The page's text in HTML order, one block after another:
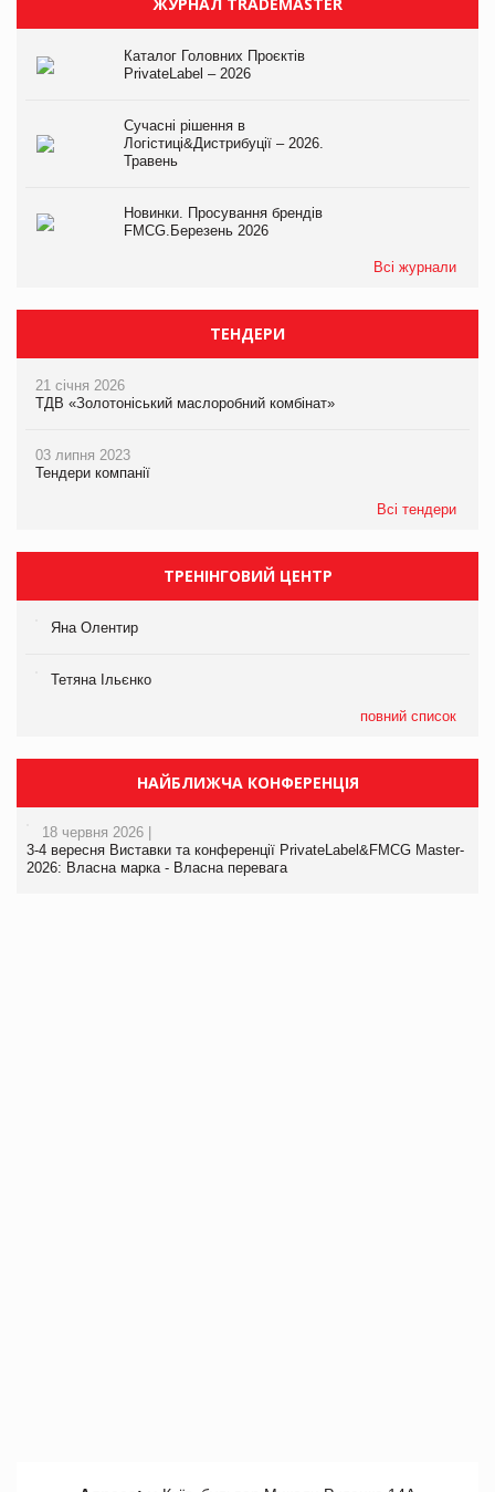
Каталог Головних Проєктів
PrivateLabel – 2026
Сучасні рішення в
Логістиці&Дистрибуції – 2026.
Травень
Новинки. Просування брендів
FMCG.Березень 2026
Всі журнали
ТЕНДЕРИ
21 січня 2026
ТДВ «Золотоніський маслоробний комбінат»
03 липня 2023
Тендери компанії
Всі тендери
ТРЕНІНГОВИЙ ЦЕНТР
Яна Олентир
Тетяна Ільєнко
повний список
НАЙБЛИЖЧА КОНФЕРЕНЦІЯ
18 червня 2026 |
3-4 вересня Виставки та конференції PrivateLabel&FMCG Master-
2026: Власна марка - Власна перевага